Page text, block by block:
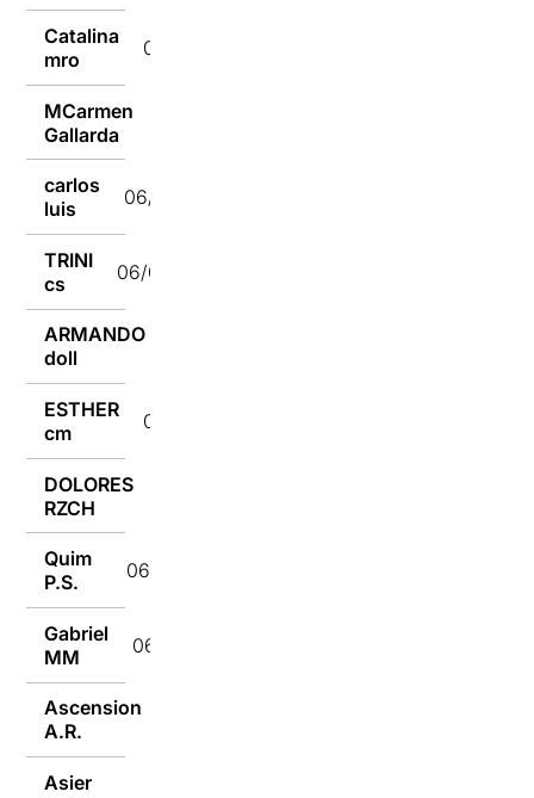
Catalina
mro
06/04/2022
MCarmen
Gallarda
carlos
luis
06/04/2022
TRINI
cs
06/04/2022
ARMANDO
doll
ESTHER
cm
06/04/2022
DOLORES
RZCH
Quim
P.S.
06/04/2022
Gabriel
MM
06/04/2022
Ascension
A.R.
Asier